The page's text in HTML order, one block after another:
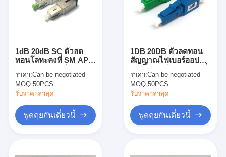
แยก PLC ไฟเบอร์ออปติก
Patchcord ไฟเบอร์ออปติก
ผมเปียไฟเบอร์ออปติก
อะแดปเตอร์ใยแก้วนำแสง
1dB 20dB SC ตัวลด
ทอนโลหะคงที่ SM APC
ราคา:Can be negotiated
MOQ:50PCS
รับราคาล่าสุด
พูดคุยกันเดี๋ยวนี้
1DB 20DB ตัวลดทอน
สัญญาณไฟเบอร์ออปติก
ชาย - หญิง
ราคา:Can be negotiated
MOQ:50PCS
รับราคาล่าสุด
พูดคุยกันเดี๋ยวนี้